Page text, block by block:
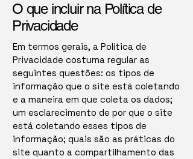
O que incluir na Política de
Privacidade
Em termos gerais, a Política de
Privacidade costuma regular as
seguintes questões: os tipos de
informação que o site está coletando
e a maneira em que coleta os dados;
um esclarecimento de por que o site
está coletando esses tipos de
informação; quais são as práticas do
site quanto a compartilhamento das